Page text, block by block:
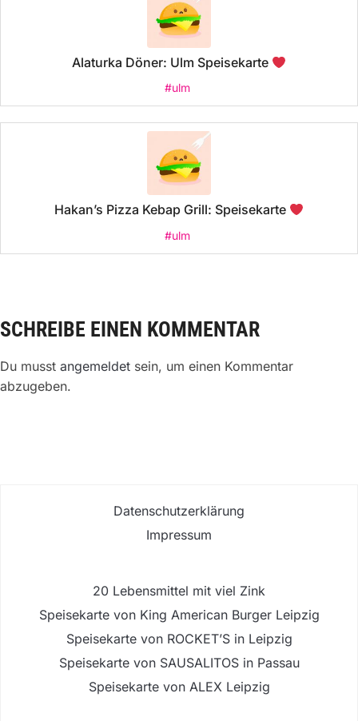
Alaturka Döner: Ulm Speisekarte
#ulm
Hakan’s Pizza Kebap Grill: Speisekarte
#ulm
SCHREIBE EINEN KOMMENTAR
Du musst angemeldet sein, um einen Kommentar
abzugeben.
Datenschutzerklärung
Impressum
20 Lebensmittel mit viel Zink
Speisekarte von King American Burger Leipzig
Speisekarte von ROCKET’S in Leipzig
Speisekarte von SAUSALITOS in Passau
Speisekarte von ALEX Leipzig